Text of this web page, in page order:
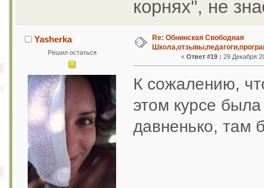
корнях", не
Yasherka
Решил остаться
Re: Обнинская Свободная
« Ответ #19 : 29 Декабря
К сожалению,
этом курсе
давненько, там